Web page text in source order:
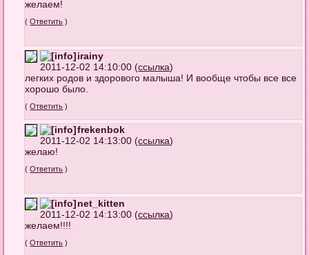
желаем!
(Ответить )
irainy
2011-12-02 14:10:00 (ссылка)
легких родов и здорового малыша! И вообще чтобы все все
хорошо было.
(Ответить )
frekenbok
2011-12-02 14:13:00 (ссылка)
желаю!
(Ответить )
net_kitten
2011-12-02 14:13:00 (ссылка)
желаем!!!!
(Ответить )